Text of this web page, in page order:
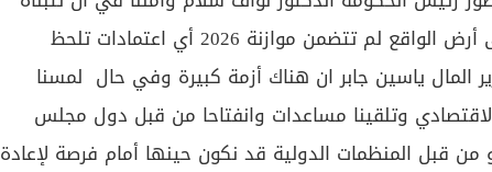
الحكومة ولكن على أرض الواقع لم تتضمن موازنة 2026 أي اعتمادات تلحظ
المال ياسين جابر ان هناك أزمة كبيرة وفي حال لمسنا
وتلقينا مساعدات وانفتاحا من قبل دول مجلس
من قبل المنظمات الدولية قد نكون حينها أمام فرصة لإعادة